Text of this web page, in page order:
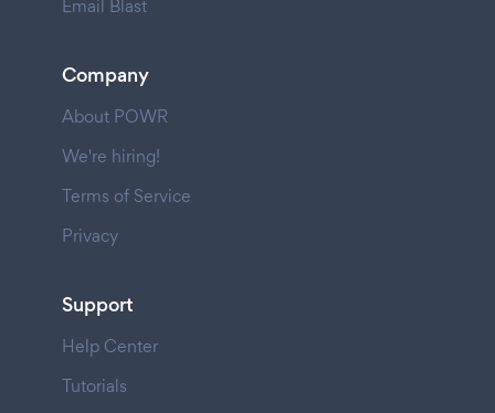
Email Blast
Company
About POWR
We're hiring!
Terms of Service
Privacy
Support
Help Center
Tutorials